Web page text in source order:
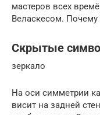
мастеров всех
Веласкесом. Почему
Скрытые
зеркало
На оси симметрии
висит на задней